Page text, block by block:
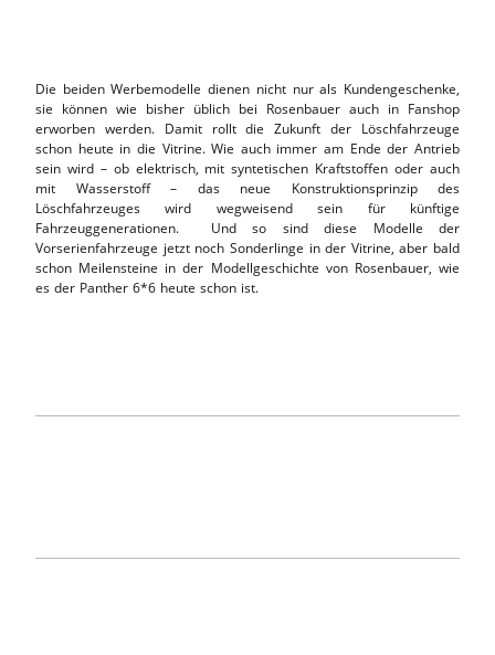
Die beiden Werbemodelle dienen nicht nur als Kundengeschenke,
sie können wie bisher üblich bei Rosenbauer auch in Fanshop
erworben werden. Damit rollt die Zukunft der Löschfahrzeuge
schon heute in die Vitrine. Wie auch immer am Ende der Antrieb
sein wird – ob elektrisch, mit syntetischen Kraftstoffen oder auch
mit Wasserstoff – das neue Konstruktionsprinzip des
Löschfahrzeuges wird wegweisend sein für künftige
Fahrzeuggenerationen. Und so sind diese Modelle der
Vorserienfahrzeuge jetzt noch Sonderlinge in der Vitrine, aber bald
schon Meilensteine in der Modellgeschichte von Rosenbauer, wie
es der Panther 6*6 heute schon ist.